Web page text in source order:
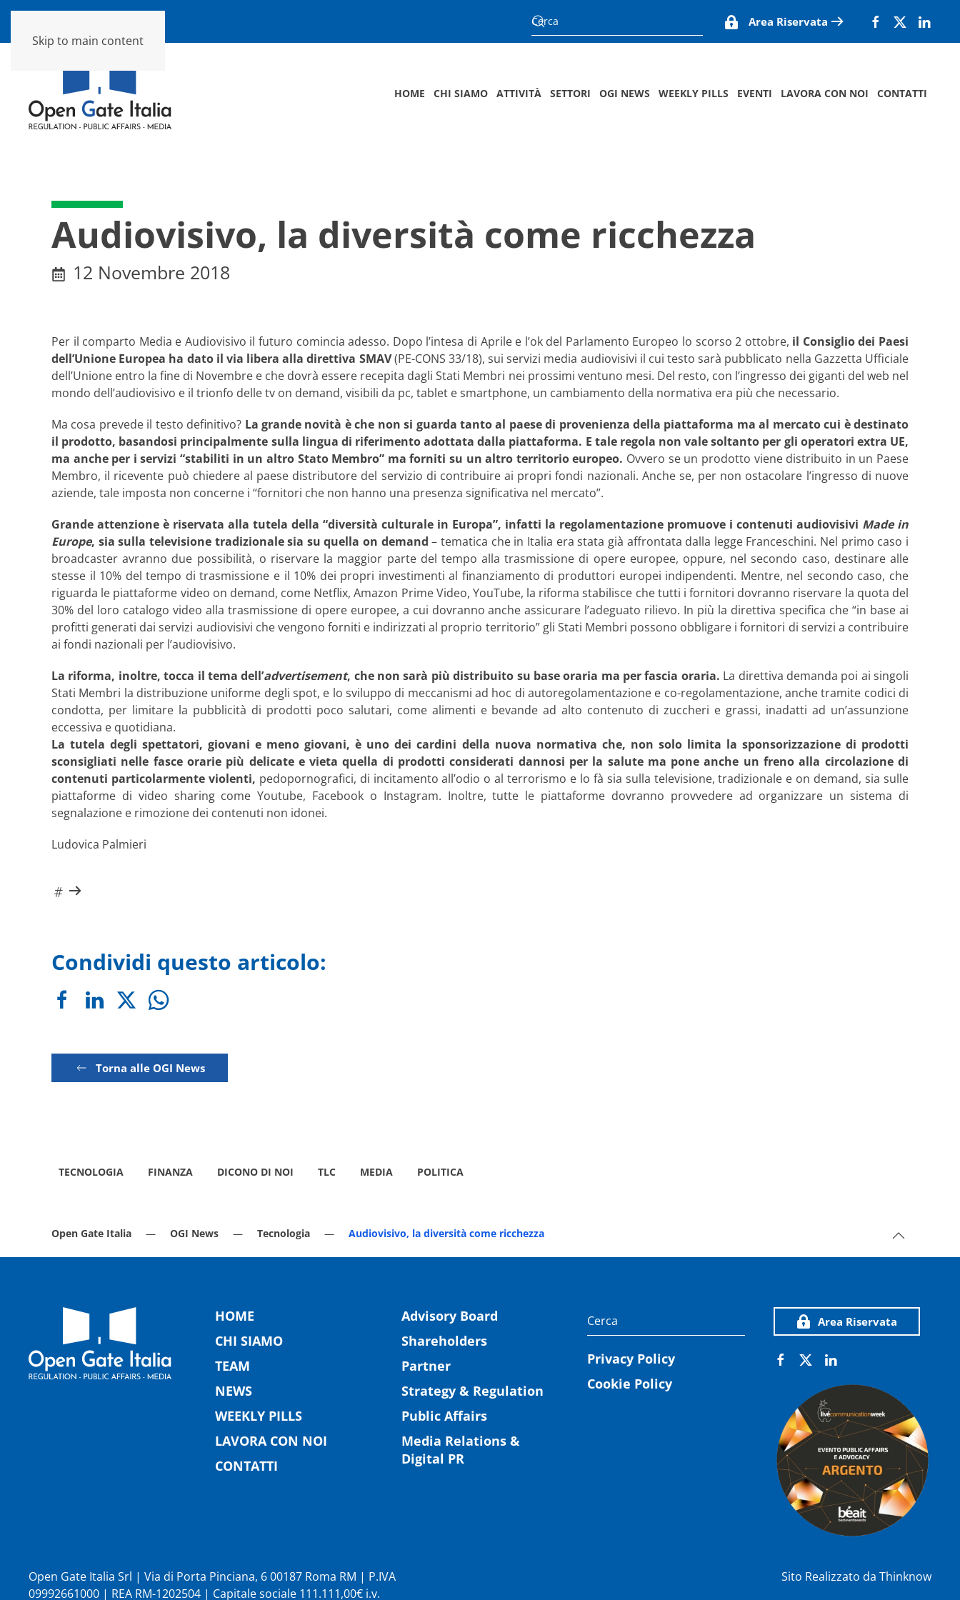
Skip to main content
Area Riservata
HOME CHI SIAMO ATTIVITÀ SETTORI OGI NEWS WEEKLY PILLS EVENTI LAVORA CON NOI CONTATTI
Audiovisivo, la diversità come ricchezza
12 Novembre 2018
Per il comparto Media e Audiovisivo il futuro comincia adesso. Dopo l’intesa di Aprile e l’ok del Parlamento Europeo lo scorso 2 ottobre, il Consiglio dei Paesi
dell’Unione Europea ha dato il via libera alla direttiva SMAV(PE-CONS 33/18), sui servizi media audiovisivi il cui testo sarà pubblicato nella Gazzetta Ufficiale
dell’Unione entro la fine di Novembre e che dovrà essere recepita dagli Stati Membri nei prossimi ventuno mesi. Del resto, con l’ingresso dei giganti del web nel
mondo dell’audiovisivo e il trionfo delle tv on demand, visibili da pc, tablet e smartphone, un cambiamento della normativa era più che necessario.
Ma cosa prevede il testo definitivo? La grande novità è che non si guarda tanto al paese di provenienza della piattaforma ma al mercato cui è destinato
il prodotto, basandosi principalmente sulla lingua di riferimento adottata dalla piattaforma. E tale regola non vale soltanto per gli operatori extra UE,
ma anche per i servizi “stabiliti in un altro Stato Membro” ma forniti su un altro territorio europeo. Ovvero se un prodotto viene distribuito in un Paese
Membro, il ricevente può chiedere al paese distributore del servizio di contribuire ai propri fondi nazionali. Anche se, per non ostacolare l’ingresso di nuove
aziende, tale imposta non concerne i “fornitori che non hanno una presenza significativa nel mercato”.
Grande attenzione è riservata alla tutela della “diversità culturale in Europa”, infatti la regolamentazione promuove i contenuti audiovisivi Made in
Europe, sia sulla televisione tradizionale sia su quella on demand – tematica che in Italia era stata già affrontata dalla legge Franceschini. Nel primo caso i
broadcaster avranno due possibilità, o riservare la maggior parte del tempo alla trasmissione di opere europee, oppure, nel secondo caso, destinare alle
stesse il 10% del tempo di trasmissione e il 10% dei propri investimenti al finanziamento di produttori europei indipendenti. Mentre, nel secondo caso, che
riguarda le piattaforme video on demand, come Netflix, Amazon Prime Video, YouTube, la riforma stabilisce che tutti i fornitori dovranno riservare la quota del
30% del loro catalogo video alla trasmissione di opere europee, a cui dovranno anche assicurare l’adeguato rilievo. In più la direttiva specifica che “in base ai
profitti generati dai servizi audiovisivi che vengono forniti e indirizzati al proprio territorio” gli Stati Membri possono obbligare i fornitori di servizi a contribuire
ai fondi nazionali per l’audiovisivo.
La riforma, inoltre, tocca il tema dell’advertisement, che non sarà più distribuito su base oraria ma per fascia oraria. La direttiva demanda poi ai singoli
Stati Membri la distribuzione uniforme degli spot, e lo sviluppo di meccanismi ad hoc di autoregolamentazione e co-regolamentazione, anche tramite codici di
condotta, per limitare la pubblicità di prodotti poco salutari, come alimenti e bevande ad alto contenuto di zuccheri e grassi, inadatti ad un’assunzione
eccessiva e quotidiana.
La tutela degli spettatori, giovani e meno giovani, è uno dei cardini della nuova normativa che, non solo limita la sponsorizzazione di prodotti
sconsigliati nelle fasce orarie più delicate e vieta quella di prodotti considerati dannosi per la salute ma pone anche un freno alla circolazione di
contenuti particolarmente violenti, pedopornografici, di incitamento all’odio o al terrorismo e lo fà sia sulla televisione, tradizionale e on demand, sia sulle
piattaforme di video sharing come Youtube, Facebook o Instagram. Inoltre, tutte le piattaforme dovranno provvedere ad organizzare un sistema di
segnalazione e rimozione dei contenuti non idonei.
Ludovica Palmieri
Condividi questo articolo:
Torna alle OGI News
TECNOLOGIA FINANZA DICONO DI NOI TLC MEDIA POLITICA
Open Gate Italia OGI News Tecnologia Audiovisivo, la diversità come ricchezza
HOME
CHI SIAMO
TEAM
NEWS
WEEKLY PILLS
LAVORA CON NOI
CONTATTI
Advisory Board
Shareholders
Partner
Strategy & Regulation
Public Affairs
Media Relations &
Digital PR
Privacy Policy
Cookie Policy
Area Riservata
Open Gate Italia Srl | Via di Porta Pinciana, 6 00187 Roma RM | P.IVA
09992661000 | REA RM-1202504 | Capitale sociale 111.111,00€ i.v.
Sito Realizzato da Thinknow